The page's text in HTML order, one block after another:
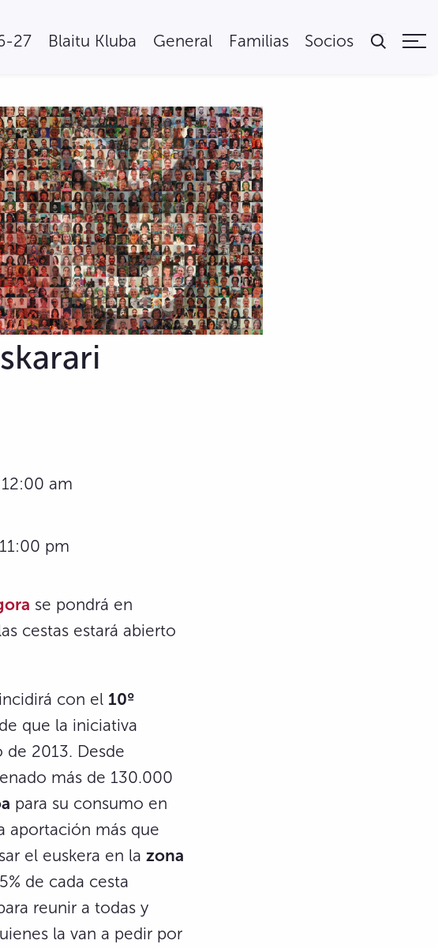
27 Blaitu Kluba General Familias Socios
am
pm
se pondrá en
cestas estará abierto
con el 10º
que la iniciativa
2013. Desde
más de 130.000
para su consumo en
aportación más que
el euskera en la zona
de cada cesta
reunir a todas y
la van a pedir por